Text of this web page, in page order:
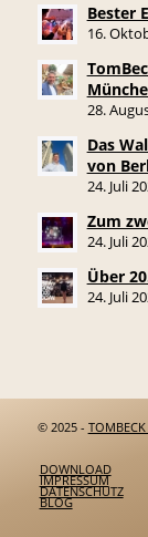
Bester
16.
28.
Das
von
24. Juli
Zum
24. Juli
Über
24. Juli
© 2025 -
DOWNLOAD
IMPRESSUM
DATENSCHUTZ
BLOG